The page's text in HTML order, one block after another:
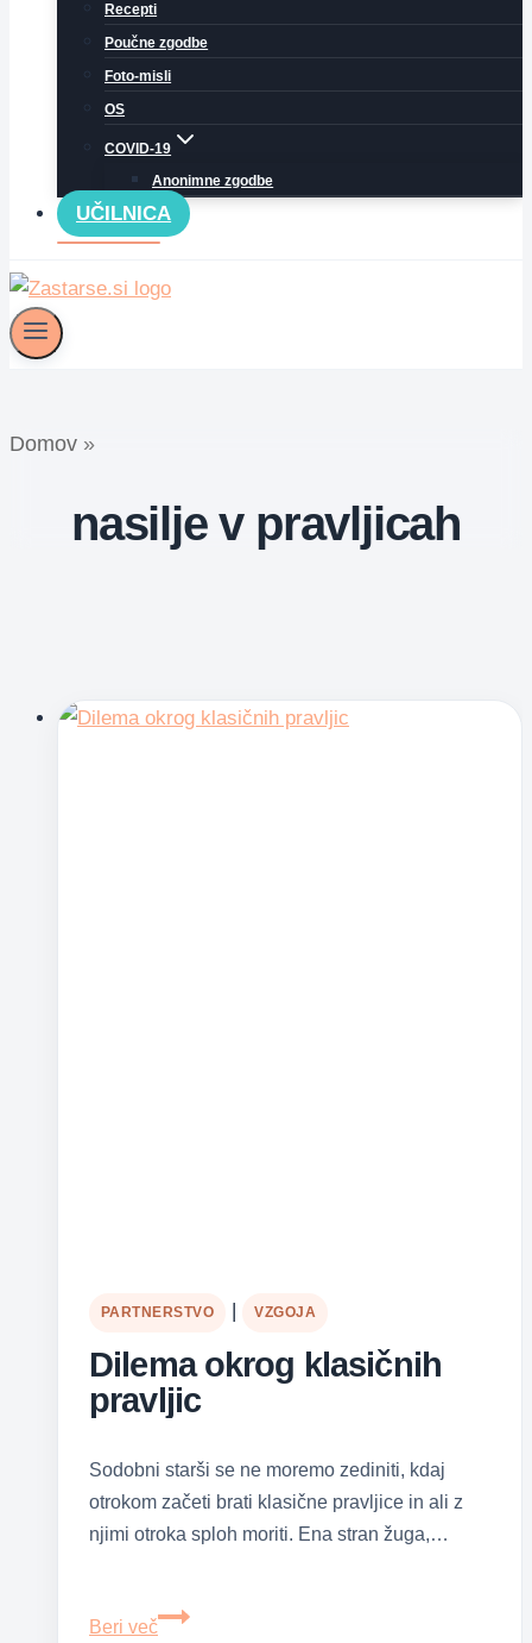
Recepti
Poučne zgodbe
Foto-misli
OS
COVID-19
Anonimne zgodbe
UČILNICA
Domov »
nasilje v pravljicah
PARTNERSTVO VZGOJA
Dilema okrog klasičnih
pravljic
Sodobni starši se ne moremo zediniti, kdaj
otrokom začeti brati klasične pravljice in ali z
njimi otroka sploh moriti. Ena stran žuga,…
Beri več
Dilema